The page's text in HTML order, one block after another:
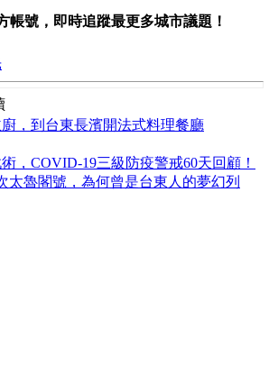
帳號，即時追蹤最更多城市議題！
，到台東長濱開法式料理餐廳
，COVID-19三級防疫警戒60天回顧！
太魯閣號，為何曾是台東人的夢幻列